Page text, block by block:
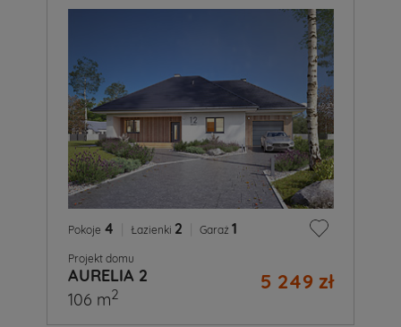
Pokoje 4 Łazienki 2 Garaż 1
Projekt domu
AURELIA 2 5 249 zł
106 m2